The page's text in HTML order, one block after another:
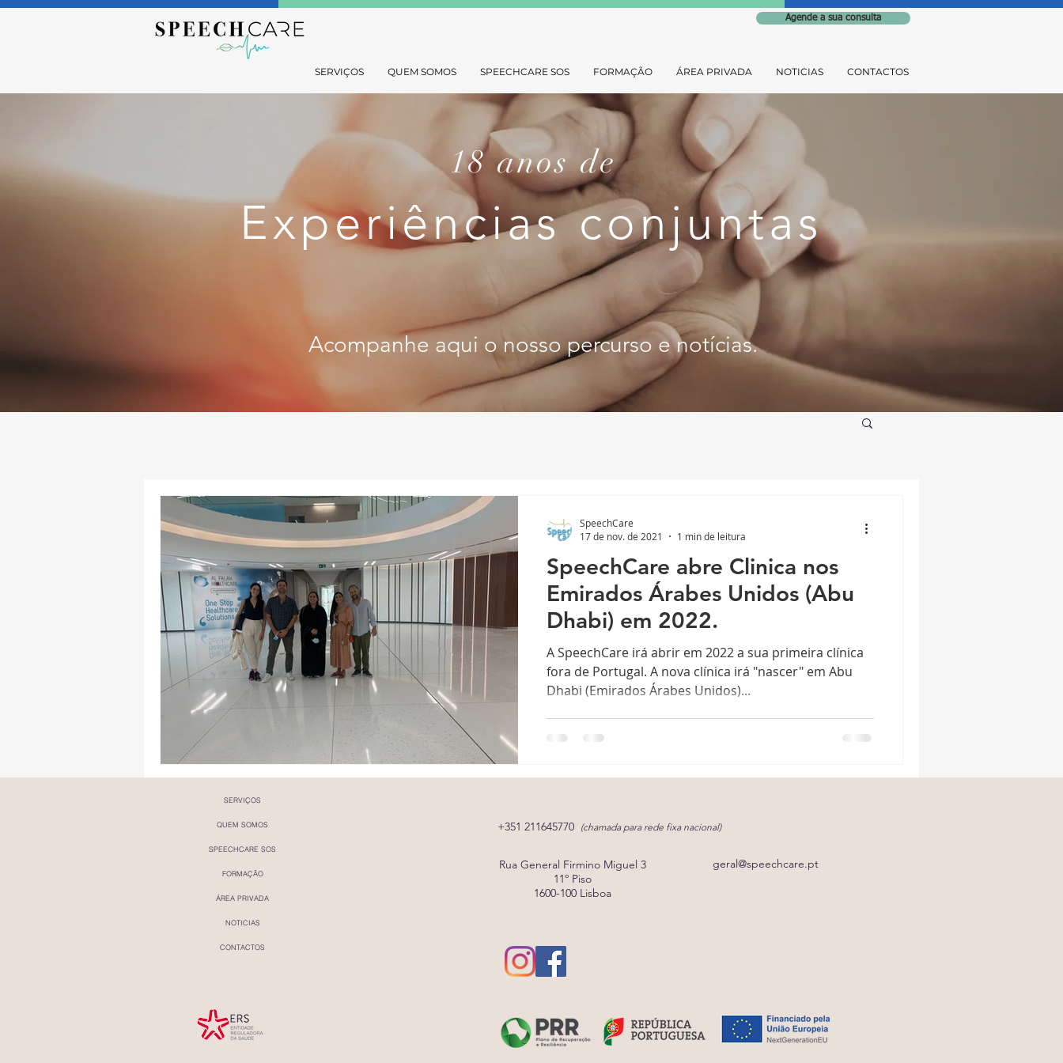
Agende a sua consulta
SERVIÇOS QUEM SOMOS SPEECHCARE SOS FORMAÇÃO ÁREA PRIVADA NOTICIAS CONTACTOS
18 anos de
Experiências conjuntas
Acompanhe aqui o nosso percurso e notícias.
SpeechCare abre Clinica nos
Emirados Árabes Unidos (Abu
Dhabi) em 2022.
A SpeechCare irá abrir em 2022 a sua primeira clínica
fora de Portugal. A nova clínica irá "nascer" em Abu
Dhabi (Emirados Árabes Unidos)...
SpeechCare
17 de nov. de 2021
1 min de leitura
SERVIÇOS
QUEM SOMOS
SPEECHCARE SOS
FORMAÇÃO
ÁREA PRIVADA
NOTICIAS
CONTACTOS
+351 211645770 (chamada para rede fixa nacional)
Rua General Firmino Miguel 3
11º Piso
1600-100 Lisboa
geral@speechcare.pt